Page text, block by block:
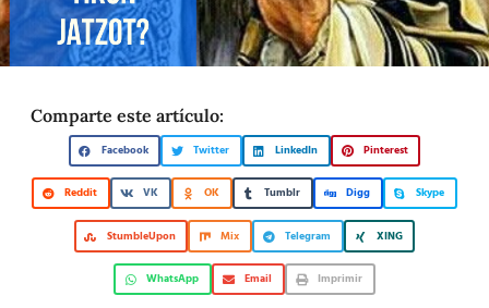
Comparte este artículo:
Facebook Twitter LinkedIn Pinterest
Reddit VK OK Tumblr Digg Skype
StumbleUpon Mix Telegram XING
WhatsApp Email Imprimir